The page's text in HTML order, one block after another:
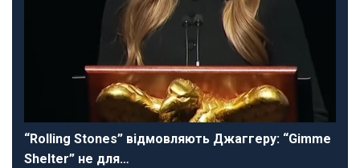
“Rolling Stones” відмовляють Джаггеру: “Gimme
Shelter” не для…